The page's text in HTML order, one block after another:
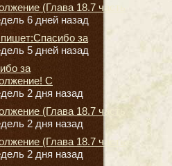
(Глава 18.7 часть
6 дней назад
за
5 дней назад
за
С
2 дня назад
(Глава 18.7 часть
2 дня назад
(Глава 18.7 часть
2 дня назад